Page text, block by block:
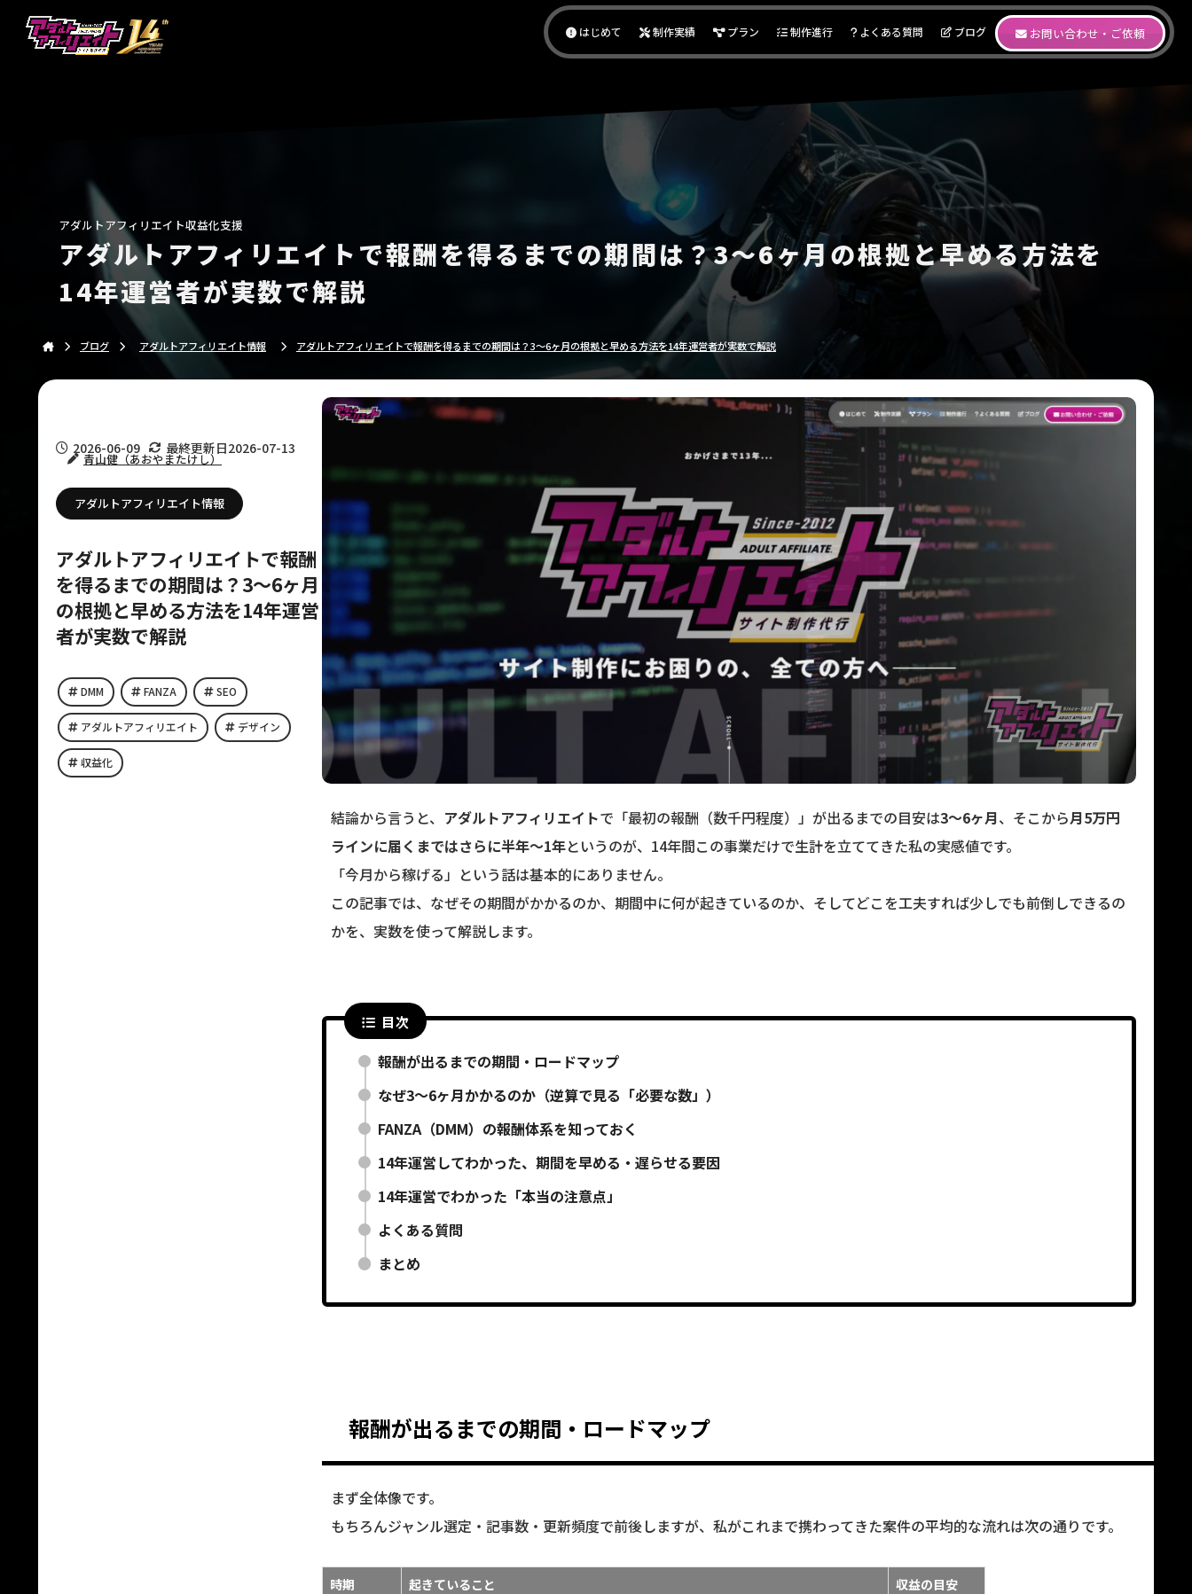
はじめて
制作実績 プラン 制作進行 よくある質問 ブログ お問い合わせ・ご依頼
ブログ アダルトアフィリエイト情報 アダルトアフィリエイトで報酬を得るまでの期間は？3〜6ヶ月の根拠と早める方法を14年運営者が実数で解説
アダルトアフィリエイト収益化支援
アダルトアフィリエイトで報酬を得るまでの期間は？3〜6ヶ月の根拠と早める方法を
14年運営者が実数で解説
2026-06-09 最終更新日2026-07-13
青山健（あおやまたけし）
アダルトアフィリエイト情報
アダルトアフィリエイトで報酬
を得るまでの期間は？3〜6ヶ月
の根拠と早める方法を14年運営
者が実数で解説
DMM FANZA SEO
アダルトアフィリエイト デザイン
収益化
結論から言うと、 アダルトアフィリエイトで「最初の報酬（数千円程度）」が出るまでの目安は3〜6ヶ月、そこから月5万円
ラインに届くまではさらに半年〜1年というのが、14年間この事業だけで生計を立ててきた私の実感値です。
「今月から稼げる」という話は基本的にありません。
この記事では、なぜその期間がかかるのか、期間中に何が起きているのか、そしてどこを工夫すれば少しでも前倒しできるの
かを、実数を使って解説します。
目次
報酬が出るまでの期間・ロードマップ
なぜ3〜6ヶ月かかるのか（逆算で見る「必要な数」）
FANZA（DMM）の報酬体系を知っておく
14年運営してわかった、期間を早める・遅らせる要因
14年運営でわかった「本当の注意点」
よくある質問
まとめ
報酬が出るまでの期間・ロードマップ
まず全体像です。
もちろんジャンル選定・記事数・更新頻度で前後しますが、私がこれまで携わってきた案件の平均的な流れは次の通りです。
時期 起きていること 収益の目安